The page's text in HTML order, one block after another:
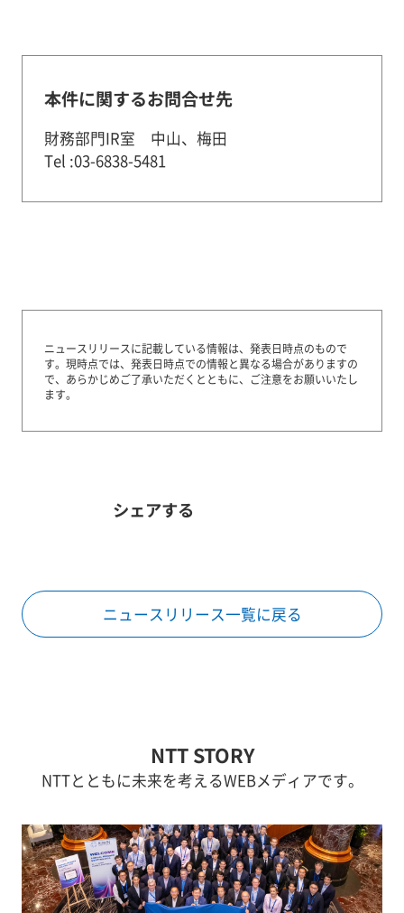
本件に関するお問合せ先
財務部門IR室 中山、梅田
Tel :03-6838-5481
ニュースリリースに記載している情報は、発表日時点のもので
す。 現時点では、発表日時点での情報と異なる場合がありますの
で、あらかじめご了承いただくとともに、ご注意をお願いいたし
ます。
シェアする
ニュースリリース一覧に戻る
NTT STORY
NTTとともに未来を考えるWEBメディアです。